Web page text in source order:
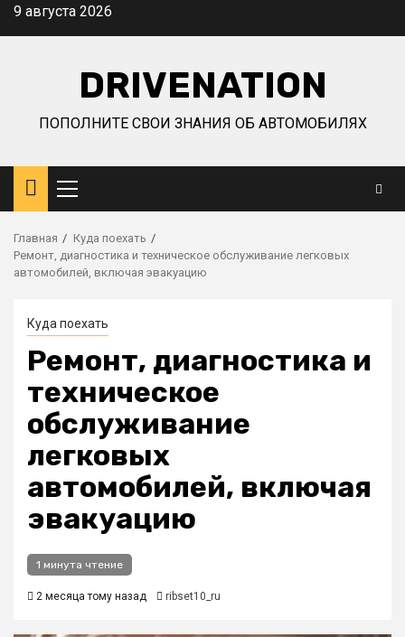
Перейти
9 августа 2026
DRIVENATION
ПОПОЛНИТЕ СВОИ ЗНАНИЯ ОБ АВТОМОБИЛЯХ
Основное
меню
Главная
Куда поехать
Ремонт, диагностика и техническое обслуживание легковых
автомобилей, включая эвакуацию
Куда поехать
Ремонт, диагностика и
техническое
обслуживание
легковых
автомобилей, включая
эвакуацию
1 минута чтение
2 месяца тому назад ribset10_ru